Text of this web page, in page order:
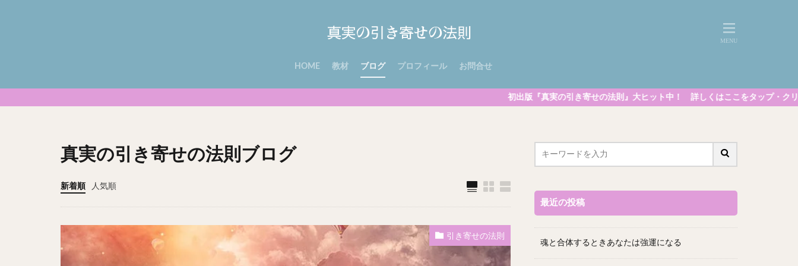
HOME 教材 ブログ プロフィール お問合せ
初出版『真実の引き寄せの法則』大ヒット中！ 詳しくはここをタップ・クリック
真実の引き寄せの法則ブログ
新着順 人気順
引き寄せの法則
最近の投稿
魂と合体するときあなたは強運になる